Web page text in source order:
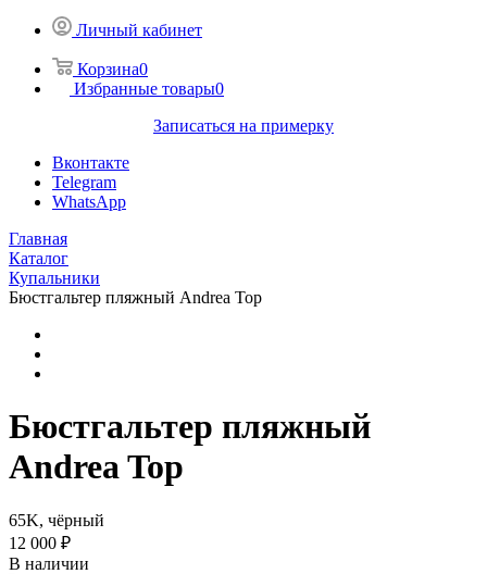
Личный кабинет
Корзина0
Избранные товары0
Записаться на примерку
Вконтакте
Telegram
WhatsApp
Главная
Каталог
Купальники
Бюстгальтер пляжный Andrea Top
Бюстгальтер пляжный
Andrea Top
65K, чёрный
12 000 ₽
В наличии